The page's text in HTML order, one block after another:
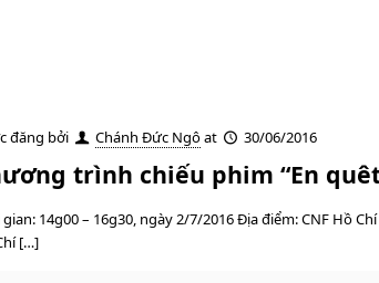
đăng bởi Chánh Đức Ngôat 30/06/2016
trình chiếu phim “En
14g00 – 16g30, ngày 2/7/2016 Địa điểm: CNF Hồ
[…]